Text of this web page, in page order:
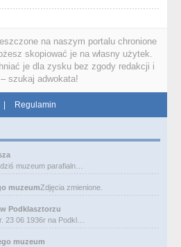
na naszym portalu chronione
skopiować je na własny użytek.
je dla zysku bez zgody redakcji i
szukaj adwokata!
| Regulamin
muzeum parafialn…
muzeumZdjęcia zmienione.
Podklasztorzu
23 06 1936r na Podkl…
muzeum